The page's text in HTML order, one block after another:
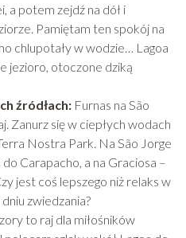
a potem zejdź na dół i
Pamiętam ten spokój na
chlupotały w wodzie… Lagoa
jezioro, otoczone dziką
źródłach:Furnas na São
Zanurz się w ciepłych wodach
Nostra Park. Na São Jorge
Carapacho, a na Graciosa –
jest coś lepszego niż relaks w
zwiedzania?
to raj dla miłośników